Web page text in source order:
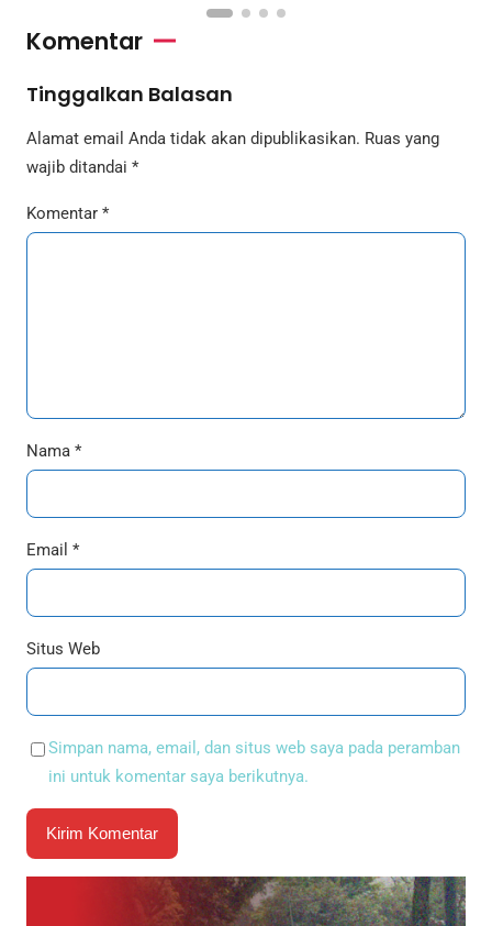
Komentar
Tinggalkan Balasan
Alamat email Anda tidak akan dipublikasikan. Ruas yang
wajib ditandai *
Komentar *
Nama *
Email *
Situs Web
Simpan nama, email, dan situs web saya pada peramban
ini untuk komentar saya berikutnya.